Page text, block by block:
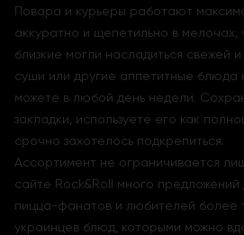
Повара и курьеры работают
аккуратно и щепетильно в мелочах,
близкие могли насладиться свежей
суши или другие аппетитные блюда
можете в любой день недели.
закладки, используете его как
срочно захотелось подкрепиться.
Ассортимент не ограничивается
сайте Rock&Roll много предложений
пицца-фанатов и любителей более
украинцев блюд, которыми можно